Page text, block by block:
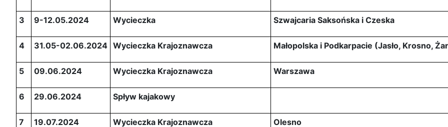
3 9-12.05.2024 Wycieczka Szwajcaria Saksońska i Czeska
4 31.05-02.06.2024 Wycieczka Krajoznawcza Małopolska i Podkarpacie (Jasło, Krosno,
5 09.06.2024 Wycieczka Krajoznawcza Warszawa
6 29.06.2024 Spływ kajakowy
7 19.07.2024 Wycieczka Krajoznawcza Olesno